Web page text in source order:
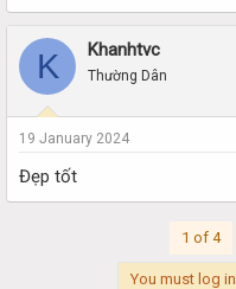
K Khanhtvc
Thường Dân
19 January 2024
Đẹp tốt
1 of 4
You must log